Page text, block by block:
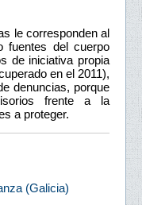
le corresponden al
fuentes del cuerpo
de iniciativa propia
en el 2011),
denuncias, porque
frente a la
a proteger.
(Galicia)